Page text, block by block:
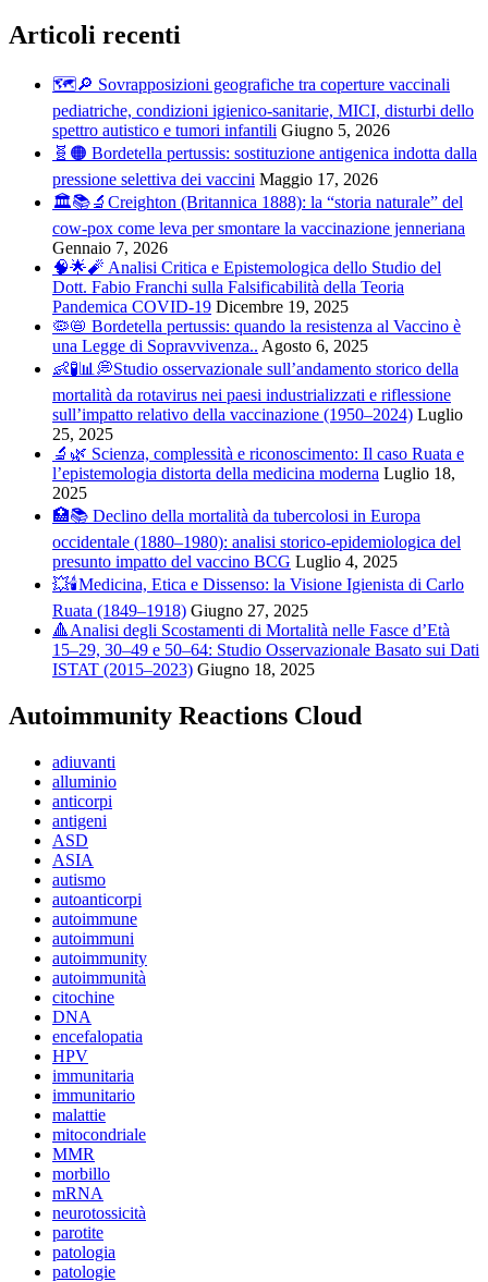
Articoli recenti
🗺️🔎 Sovrapposizioni geografiche tra coperture vaccinali
pediatriche, condizioni igienico-sanitarie, MICI, disturbi dello
spettro autistico e tumori infantili Giugno 5, 2026
🧬🟠 Bordetella pertussis: sostituzione antigenica indotta dalla
pressione selettiva dei vaccini Maggio 17, 2026
🏛️📚🔬Creighton (Britannica 1888): la “storia naturale” del
cow-pox come leva per smontare la vaccinazione jenneriana
Gennaio 7, 2026
🧠🌟🧨 Analisi Critica e Epistemologica dello Studio del
Dott. Fabio Franchi sulla Falsificabilità della Teoria
Pandemica COVID-19 Dicembre 19, 2025
🦠📛 Bordetella pertussis: quando la resistenza al Vaccino è
una Legge di Sopravvivenza.. Agosto 6, 2025
👶🧪📊💭Studio osservazionale sull’andamento storico della
mortalità da rotavirus nei paesi industrializzati e riflessione
sull’impatto relativo della vaccinazione (1950–2024) Luglio
25, 2025
🔬🌿 Scienza, complessità e riconoscimento: Il caso Ruata e
l’epistemologia distorta della medicina moderna Luglio 18,
2025
🏥📚 Declino della mortalità da tubercolosi in Europa
occidentale (1880–1980): analisi storico-epidemiologica del
presunto impatto del vaccino BCG Luglio 4, 2025
💥🕯️Medicina, Etica e Dissenso: la Visione Igienista di Carlo
Ruata (1849–1918) Giugno 27, 2025
🔺Analisi degli Scostamenti di Mortalità nelle Fasce d’Età
15–29, 30–49 e 50–64: Studio Osservazionale Basato sui Dati
ISTAT (2015–2023) Giugno 18, 2025
Autoimmunity Reactions Cloud
adiuvanti
alluminio
anticorpi
antigeni
ASD
ASIA
autismo
autoanticorpi
autoimmune
autoimmuni
autoimmunity
autoimmunità
citochine
DNA
encefalopatia
HPV
immunitaria
immunitario
malattie
mitocondriale
MMR
morbillo
mRNA
neurotossicità
parotite
patologia
patologie